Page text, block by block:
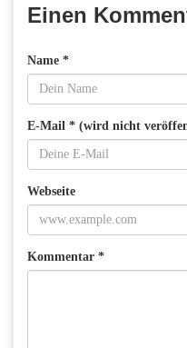
Einen
Name *
E-Mail * (wird nicht
Webseite
Kommentar *